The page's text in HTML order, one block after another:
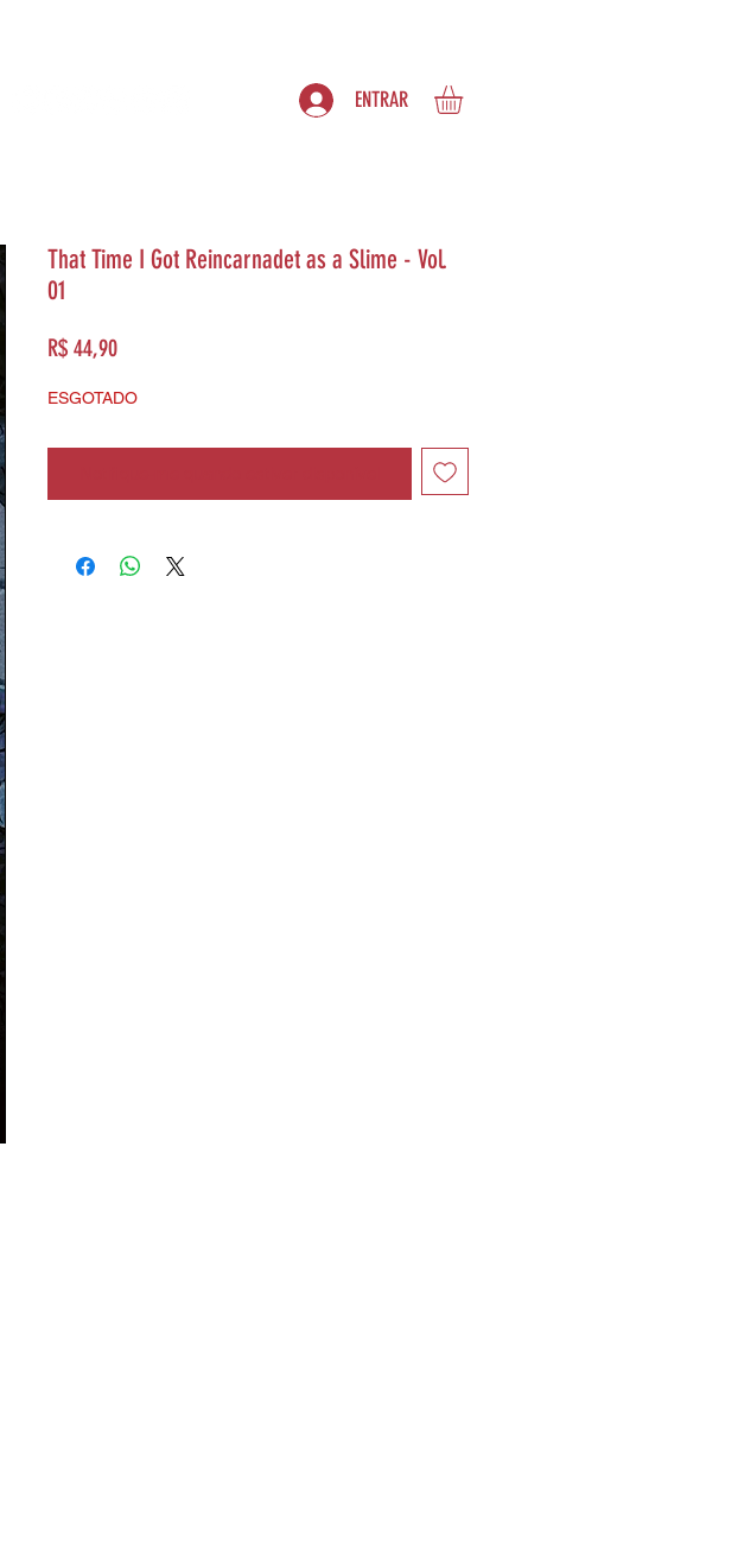
ENTRAR
That Time I Got Reincarnadet as a Slime - Vol.
01
R$ 44,90Preço
ESGOTADO